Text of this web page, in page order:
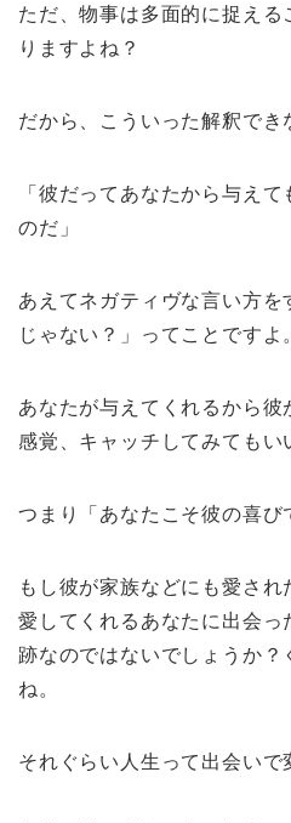
ただ、物事は多面的に捉える
りますよね？
だから、こういった解釈でき
「彼だってあなたから与え
のだ」
あえてネガティヴな言い方を
じゃない？」ってことですよ
あなたが与えてくれるから彼
感覚、キャッチしてみてもい
つまり「あなたこそ彼の喜び
もし彼が家族などにも愛され
愛してくれるあなたに出会っ
跡なのではないでしょうか
ね。
それぐらい人生って出会いで